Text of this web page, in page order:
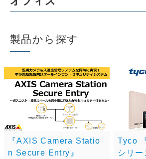
製品から探す
『AXIS Camera Statio
n Secure Entry』
Tyco
シリ